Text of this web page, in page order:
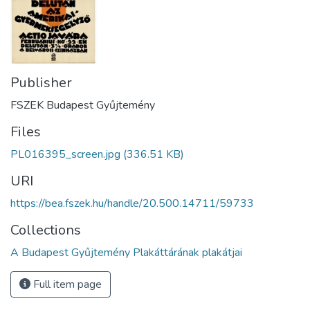
Publisher
FSZEK Budapest Gyűjtemény
Files
PL016395_screen.jpg (336.51 KB)
URI
https://bea.fszek.hu/handle/20.500.14711/59733
Collections
A Budapest Gyűjtemény Plakáttárának plakátjai
Full item page